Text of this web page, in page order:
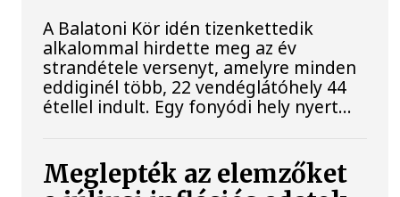
A Balatoni Kör idén tizenkettedik
alkalommal hirdette meg az év
strandétele versenyt, amelyre minden
eddiginél több, 22 vendéglátóhely 44
étellel indult. Egy fonyódi hely nyert...
Meglepték az elemzőket